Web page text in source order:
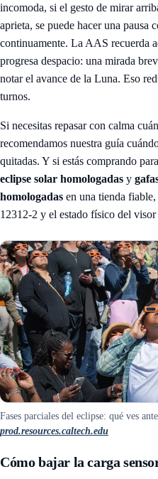
incomoda, si el gesto de mirar
aprieta, se puede hacer una pausa
continuamente. La AAS recuerda
progresa despacio: una mirada
notar el avance de la Luna. Eso
turnos.
Si necesitas repasar con calma
recomendamos nuestra guía
quitadas. Y si estás comprando
eclipse solar homologadas y
homologadas en una tienda
12312-2 y el estado físico del
Fases parciales del eclipse: qué ves
prod.resources.caltech.edu
Cómo bajar la carga